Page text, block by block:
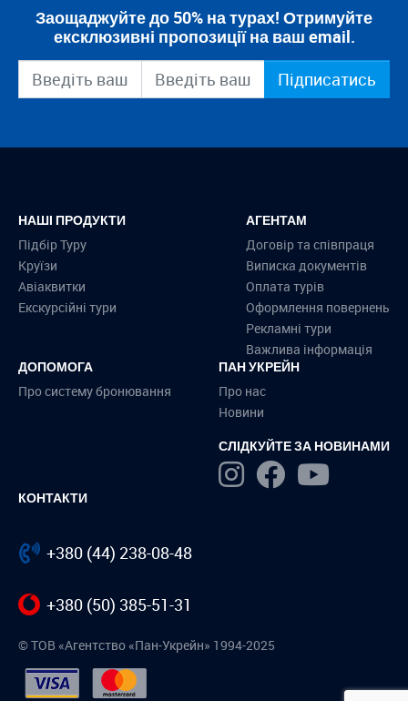
Заощаджуйте до 50% на турах! Отримуйте
ексклюзивні пропозиції на ваш email.
Підписатись
НАШІ ПРОДУКТИ
Підбір Туру
Круїзи
Авіаквитки
Екскурсійні тури
АГЕНТАМ
Договір та співпраця
Виписка документів
Оплата турів
Оформлення повернень
Рекламні тури
Важлива інформація
ДОПОМОГА
Про систему бронювання
ПАН УКРЕЙН
Про нас
Новини
СЛІДКУЙТЕ ЗА НОВИНАМИ
КОНТАКТИ
+380 (44) 238-08-48
+380 (50) 385-51-31
© ТОВ «Агентство «Пан-Укрейн» 1994-2025